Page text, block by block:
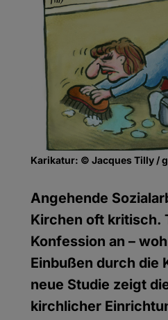
Karikatur: © Jacques Tilly /
Angehende
Kirchen oft kritisch.
Konfession an –
Einbußen durch die
neue Studie zeigt
kirchlicher